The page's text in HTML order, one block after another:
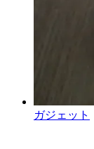
ガジェット